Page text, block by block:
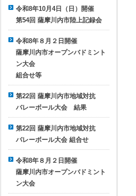
令和8年10月4日（日）開催
第54回 薩摩川内市陸上記録会
令和8年８月２日開催
薩摩川内市オープンバドミント
ン大会
組合せ等
第22回 薩摩川内市地域対抗
バレーボール大会 結果
第22回 薩摩川内市地域対抗
バレーボール大会 組合せ
令和8年８月２日開催
薩摩川内市オープンバドミント
ン大会